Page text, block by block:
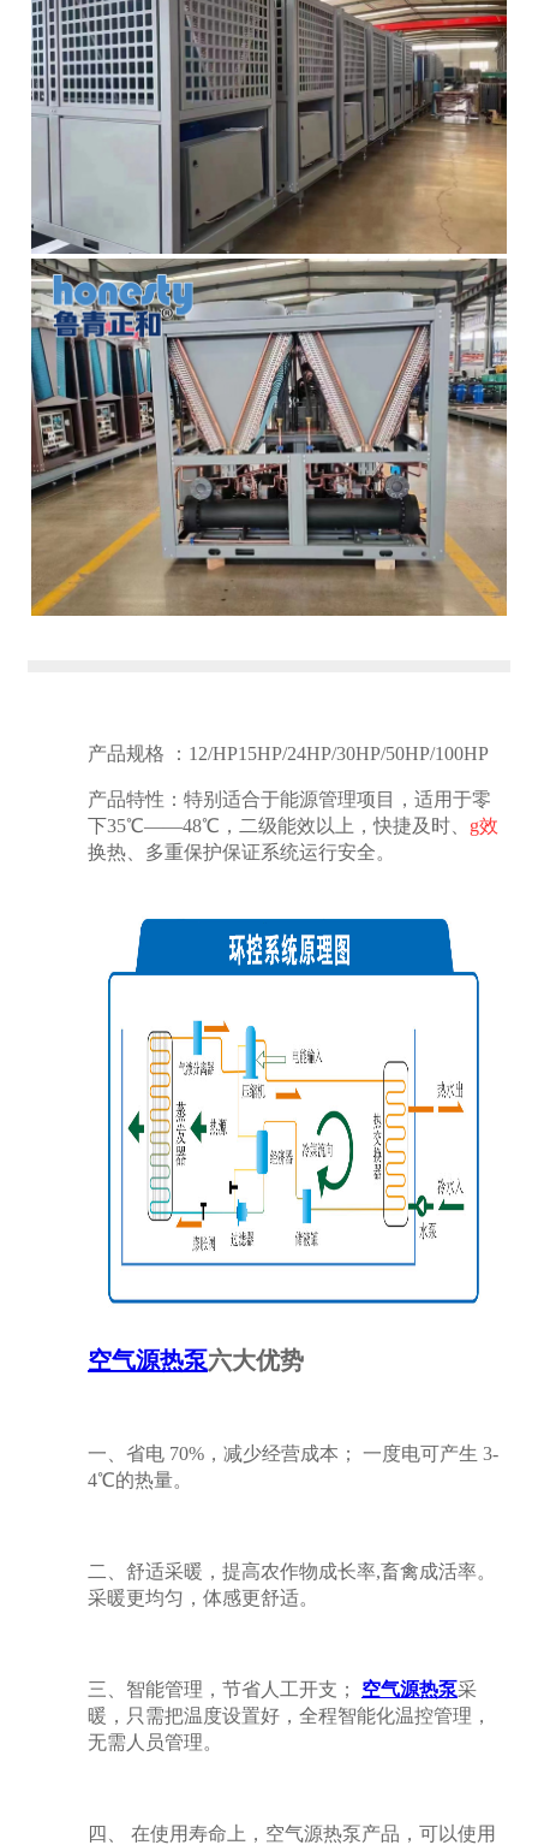
产品规格 ：12/HP15HP/24HP/30HP/50HP/100HP
产品特性：特别适合于能源管理项目，适用于零
下35℃——48℃，二级能效以上，快捷及时、 g效
换热、多重保护保证系统运行安全。
空气源热泵六大优势
一、省电 70%，减少经营成本； 一度电可产生 3-
4℃的热量。
二、舒适采暖，提高农作物成长率,畜禽成活率。
采暖更均匀，体感更舒适。
三、智能管理，节省人工开支； 空气源热泵采
暖，只需把温度设置好，全程智能化温控管理，
无需人员管理。
四、 在使用寿命上，空气源热泵产品，可以使用